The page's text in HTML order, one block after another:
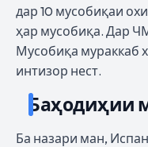
дар 10 мусобиқаи
ҳар мусобиқа. Дар
Мусобиқа мураккаб
интизор нест.
Баҳодиҳии
Ба назари ман,